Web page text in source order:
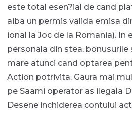
este total esen?ial de cand
aiba un permis valida emisa
ional la Joc de la Romania). In
personala din stea, bonusurile
mare atunci cand optarea
Action potrivita. Gaura mai
pe Saami operator as ilegala
Desene inchiderea contului